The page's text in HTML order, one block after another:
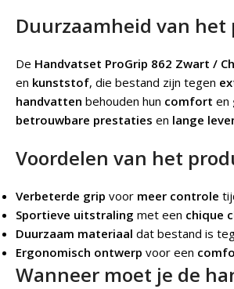
Duurzaamheid van het
De Handvatset ProGrip 862 Zwart /
en kunststof, die bestand zijn tegen
handvatten behouden hun comfort en
betrouwbare prestaties en lange
Voordelen van het
Verbeterde grip voor meer controle
Sportieve uitstraling met een chique
Duurzaam materiaal dat bestand is
Ergonomisch ontwerp voor een
Wanneer moet je de